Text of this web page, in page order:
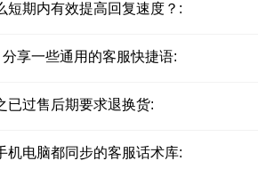
短期内有效提高回复速度？:
分享一些通用的客服快捷语:
已过售后期要求退换货:
机电脑都同步的客服话术库: